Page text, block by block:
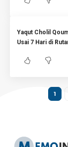
Yaqut Cholil
Usai 7 Hari di
1